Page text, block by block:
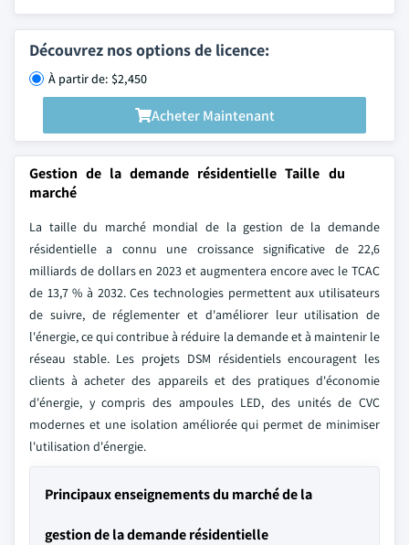
Découvrez nos options de licence:
À partir de: $2,450
Acheter Maintenant
Gestion de la demande résidentielle Taille du
marché
La taille du marché mondial de la gestion de la demande
résidentielle a connu une croissance significative de 22,6
milliards de dollars en 2023 et augmentera encore avec le TCAC
de 13,7 % à 2032. Ces technologies permettent aux utilisateurs
de suivre, de réglementer et d'améliorer leur utilisation de
l'énergie, ce qui contribue à réduire la demande et à maintenir le
réseau stable. Les projets DSM résidentiels encouragent les
clients à acheter des appareils et des pratiques d'économie
d'énergie, y compris des ampoules LED, des unités de CVC
modernes et une isolation améliorée qui permet de minimiser
l'utilisation d'énergie.
Principaux enseignements du marché de la
gestion de la demande résidentielle